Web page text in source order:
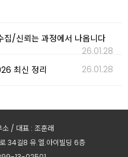
집/신뢰는 과정에서 나옵니다
26.01.28
최신 정리 26.01.28
소 / 대표 : 조훈래
34길8 유.엘.아이빌딩 6층